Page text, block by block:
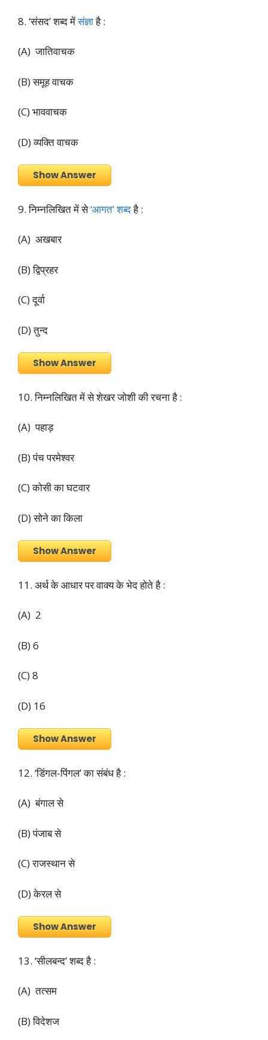
8. ‘संसद’ शब्द मेंसंज्ञाहै :
(A) जातिवाचक
(B) समूह वाचक
(C) भाववाचक
(D) व्यक्ति वाचक
Show Answer
9. निम्नलिखित में से‘आगत’ शब्दहै :
(A) अखबार
(B) द्विप्रहर
(C) दूर्वा
(D) तुन्द
Show Answer
10. निम्नलिखित में से शेखर जोशी की रचना है :
(A) पहाड़
(B) पंच परमेश्वर
(C) कोसी का घटवार
(D) सोने का किला
Show Answer
11. अर्थ के आधार पर वाक्य के भेद होते है :
(A) 2
(B) 6
(C) 8
(D) 16
Show Answer
12. ‘डिंगल-पिंगल’ का संबंध है :
(A) बंगाल से
(B) पंजाब से
(C) राजस्थान से
(D) केरल से
Show Answer
13. ‘सीलबन्द’ शब्द है :
(A) तत्सम
(B) विदेशज